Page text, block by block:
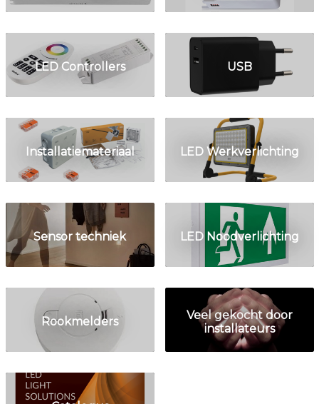
LED Controllers USB
Installatiemateriaal LED Werkverlichting
Sensor techniek LED Noodverlichting
Rookmelders
Veel gekocht door
installateurs